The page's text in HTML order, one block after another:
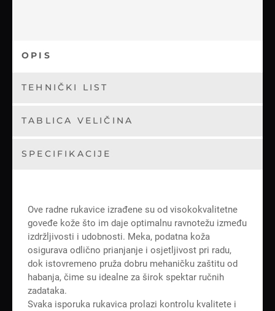
OPIS
TEHNIČKI LIST
TABLICA VELIČINA
SPECIFIKACIJE
Ove radne rukavice izrađene su od visokokvalitetne
goveđe kože što im daje optimalnu ravnotežu između
izdržljivosti i udobnosti. Meka, podatna koža
osigurava odlično prianjanje i osjetljivost pri radu,
dok istovremeno pruža dobru mehaničku zaštitu od
habanja, čime su idealne za širok spektar ručnih
zadataka.
Svaka isporuka rukavica prolazi kontrolu kvalitete i